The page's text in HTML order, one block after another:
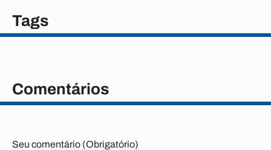
Tags
Comentários
Seu comentário (Obrigatório)